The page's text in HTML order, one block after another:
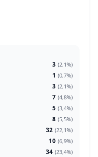
3 (2,1%)
1 (0,7%)
3 (2,1%)
7 (4,8%)
5 (3,4%)
8 (5,5%)
32 (22,1%)
10 (6,9%)
34 (23,4%)